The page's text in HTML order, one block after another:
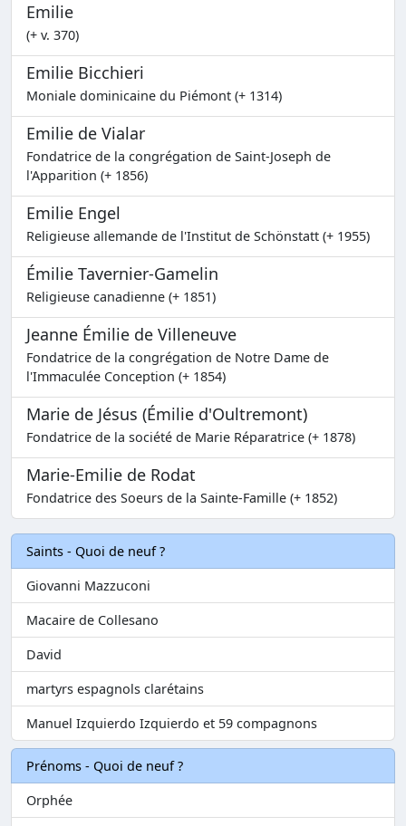
Emilie
(+ v. 370)
Emilie Bicchieri
Moniale dominicaine du Piémont (+ 1314)
Emilie de Vialar
Fondatrice de la congrégation de Saint-Joseph de
l'Apparition (+ 1856)
Emilie Engel
Religieuse allemande de l'Institut de Schönstatt (+ 1955)
Émilie Tavernier-Gamelin
Religieuse canadienne (+ 1851)
Jeanne Émilie de Villeneuve
Fondatrice de la congrégation de Notre Dame de
l'Immaculée Conception (+ 1854)
Marie de Jésus (Émilie d'Oultremont)
Fondatrice de la société de Marie Réparatrice (+ 1878)
Marie-Emilie de Rodat
Fondatrice des Soeurs de la Sainte-Famille (+ 1852)
Saints - Quoi de neuf ?
Giovanni Mazzuconi
Macaire de Collesano
David
martyrs espagnols clarétains
Manuel Izquierdo Izquierdo et 59 compagnons
Prénoms - Quoi de neuf ?
Orphée